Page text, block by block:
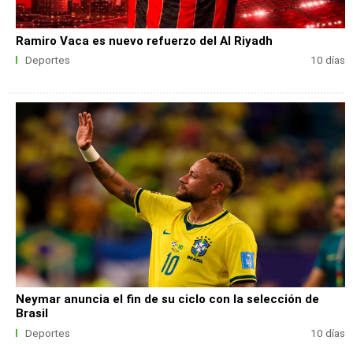
Ramiro Vaca es nuevo refuerzo del Al Riyadh
Deportes 10 días
Neymar anuncia el fin de su ciclo con la selección de
Brasil
Deportes 10 días